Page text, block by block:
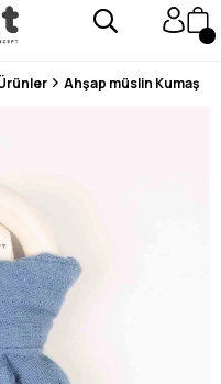
!
Kargo Ücretsiz !
İmkanı Ahşap müslin Kumaştan